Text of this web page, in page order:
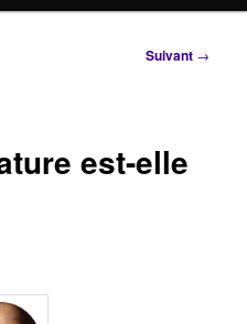
Suivant →
est-elle